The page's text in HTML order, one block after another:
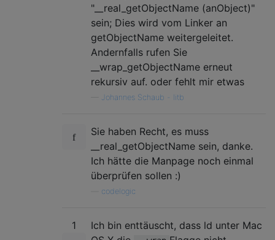
"__real_getObjectName (anObject)"
sein; Dies wird vom Linker an
getObjectName weitergeleitet.
Andernfalls rufen Sie
__wrap_getObjectName erneut
rekursiv auf. oder fehlt mir etwas
Johannes Schaub - litb
Sie haben Recht, es muss
__real_getObjectName sein, danke.
Ich hätte die Manpage noch einmal
überprüfen sollen :)
codelogic
1
Ich bin enttäuscht, dass ld unter Mac